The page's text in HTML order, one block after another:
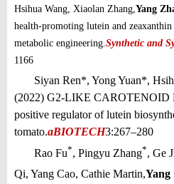
Hsihua Wang, Xiaolan Zhang,Yang
health-promoting lutein and
metabolic engineering.Synthetic and
1166
Siyan Ren*, Yong Yuan*,
(2022) G2-LIKE CAROTENOID
positive regulator of lutein
tomato.aBIOTECH3:267–280
Rao Fu*, Pingyu Zhang*, Ge
Qi, Yang Cao, Cathie Martin,Yang